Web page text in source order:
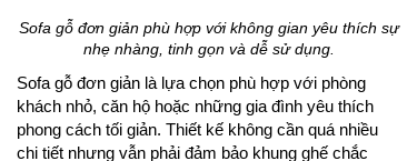
Sofa gỗ đơn giản phù hợp với không gian yêu thích sự
nhẹ nhàng, tinh gọn và dễ sử dụng.
Sofa gỗ đơn giản là lựa chọn phù hợp với phòng
khách nhỏ, căn hộ hoặc những gia đình yêu thích
phong cách tối giản. Thiết kế không cần quá nhiều
chi tiết nhưng vẫn phải đảm bảo khung ghế chắc